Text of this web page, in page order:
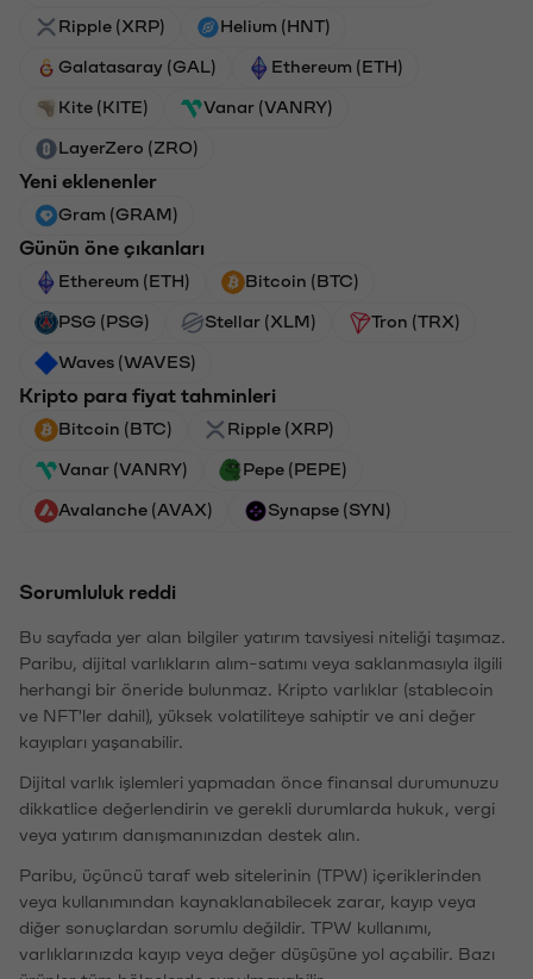
Ripple (XRP) Helium (HNT)
Galatasaray (GAL) Ethereum (ETH)
Kite (KITE) Vanar (VANRY)
LayerZero (ZRO)
Yeni eklenenler
Gram (GRAM)
Günün öne çıkanları
Ethereum (ETH) Bitcoin (BTC)
PSG (PSG) Stellar (XLM) Tron (TRX)
Waves (WAVES)
Kripto para fiyat tahminleri
Bitcoin (BTC) Ripple (XRP)
Vanar (VANRY) Pepe (PEPE)
Avalanche (AVAX) Synapse (SYN)
Sorumluluk reddi
Bu sayfada yer alan bilgiler yatırım tavsiyesi niteliği taşımaz.
Paribu, dijital varlıkların alım-satımı veya saklanmasıyla ilgili
herhangi bir öneride bulunmaz. Kripto varlıklar (stablecoin
ve NFT'ler dahil), yüksek volatiliteye sahiptir ve ani değer
kayıpları yaşanabilir.
Dijital varlık işlemleri yapmadan önce finansal durumunuzu
dikkatlice değerlendirin ve gerekli durumlarda hukuk, vergi
veya yatırım danışmanınızdan destek alın.
Paribu, üçüncü taraf web sitelerinin (TPW) içeriklerinden
veya kullanımından kaynaklanabilecek zarar, kayıp veya
diğer sonuçlardan sorumlu değildir. TPW kullanımı,
varlıklarınızda kayıp veya değer düşüşüne yol açabilir. Bazı